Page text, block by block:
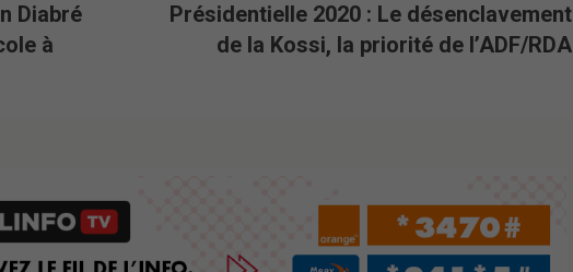
Diabré
à
Présidentielle 2020 : Le désenclavement
de la Kossi, la priorité de l’ADF/RDA